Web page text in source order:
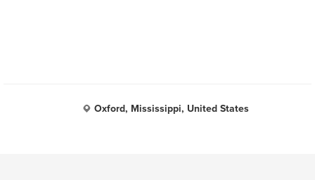
Oxford, Mississippi, United States